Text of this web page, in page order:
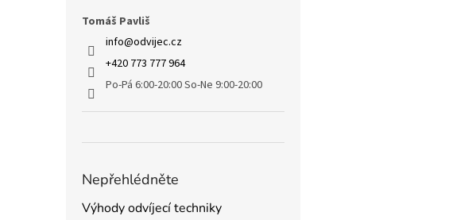
Tomáš Pavliš
info@odvijec.cz
+420 773 777 964
Po-Pá 6:00-20:00 So-Ne 9:00-20:00
Nepřehlédněte
Výhody odvíjecí techniky